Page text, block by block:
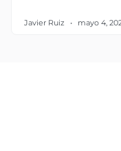
Javier Ruiz mayo 4,